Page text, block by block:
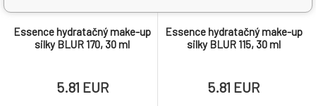
Essence hydratačný make-up
silky BLUR 170, 30 ml
5.81 EUR
Essence hydratačný make-up
silky BLUR 115, 30 ml
5.81 EUR